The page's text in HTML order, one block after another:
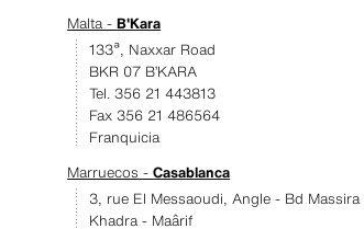
Malta -B'Kara
133ª, Naxxar Road
BKR 07 B’KARA
Tel. 356 21 443813
Fax 356 21 486564
Franquicia
Marruecos -Casablanca
3, rue El Messaoudi, Angle - Bd Massira
Khadra - Maârif